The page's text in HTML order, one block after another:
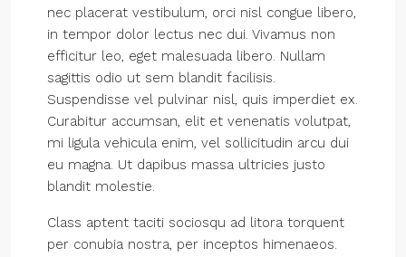
nec placerat vestibulum, orci nisl congue libero,
in tempor dolor lectus nec dui. Vivamus non
efficitur leo, eget malesuada libero. Nullam
sagittis odio ut sem blandit facilisis.
Suspendisse vel pulvinar nisl, quis imperdiet ex.
Curabitur accumsan, elit et venenatis volutpat,
mi ligula vehicula enim, vel sollicitudin arcu dui
eu magna. Ut dapibus massa ultricies justo
blandit molestie.
Class aptent taciti sociosqu ad litora torquent
per conubia nostra, per inceptos himenaeos.